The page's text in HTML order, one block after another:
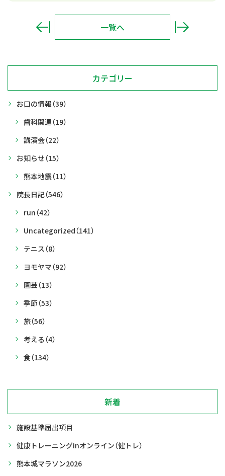
一覧へ
カテゴリー
お口の情報（39）
歯科関連（19）
講演会（22）
お知らせ（15）
熊本地震（11）
院長日記（546）
run（42）
Uncategorized（141）
テニス （8）
ヨモヤマ（92）
園芸（13）
季節（53）
旅（56）
考える （4）
食（134）
新着
施設基準届出項目
健康トレーニングinオンライン（健トレ）
熊本城マラソン2026